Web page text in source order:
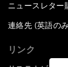
ニュースレター
連絡先 (英語の
リンク